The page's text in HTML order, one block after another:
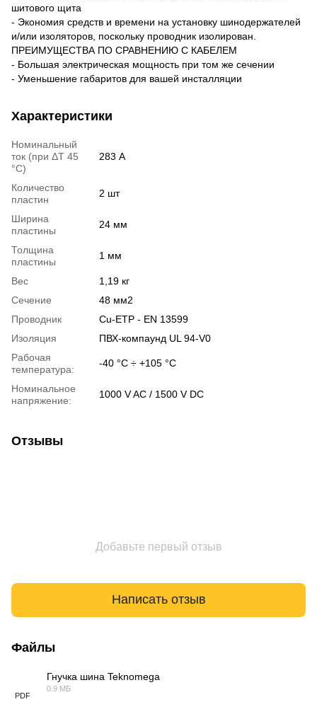
шитового щита
- Экономия средств и времени на установку шинодержателей
и/или изоляторов, поскольку проводник изолирован.
ПРЕИМУЩЕСТВА ПО СРАВНЕНИЮ С КАБЕЛЕМ
- Большая электрическая мощность при том же сечении
- Уменьшение габаритов для вашей инсталляции
Характеристики
Номинальный
ток (при ΔT 45
°C)
283 А
Количество
пластин
2 шт
Ширина
пластины
24 мм
Толщина
пластины
1 мм
Вес
1,19 кг
Сечение
48 мм2
Проводник
Cu-ETP - EN 13599
Изоляция
ПВХ-компаунд UL 94-V0
Рабочая
температура:
-40 °C ÷ +105 °C
Номинальное
напряжение:
1000 V AC / 1500 V DC
Отзывы
Добавьте первый отзыв
Написать отзыв
Файлы
PDF
Гнучка шина Teknomega
0.9 МБ